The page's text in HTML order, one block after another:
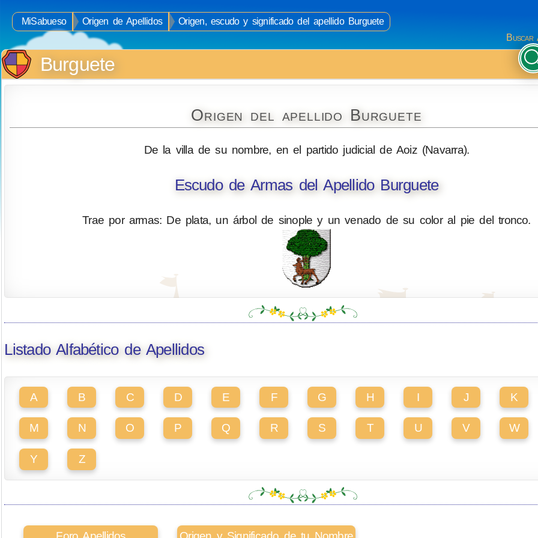
MiSabueso Origen de Apellidos
Origen, escudo y significado del apellido Burguete
Buscar
Burguete
Origen del apellido Burguete
De la villa de su nombre, en el partido judicial de Aoiz (Navarra).
Escudo de Armas del Apellido Burguete
Trae por armas: De plata, un árbol de sinople y un venado de su color al pie del tronco.
Listado Alfabético de Apellidos
A B C D E F G H I J K
M N O P Q R S T U V W
Y Z